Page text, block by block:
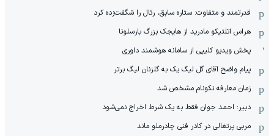
قدرتمند و متفاوت: ستاره سابق، رئال را شگفت‌زده کرد
هراس اتلتیکو مادرید از هایجک بزرگ بارسلونا
پخش ویدیو کلیپی از سامانه هوشمند داوری
پیام واضح آقای گل لیگ یک به گلزنان لیگ برتر
زمان معارفه نکونام مشخص شد
دبیر: احمد جوان فقط به یک شرط اخراج نمی‌شود
مربی پرتغالی در کادر فنی چادرملو ماند